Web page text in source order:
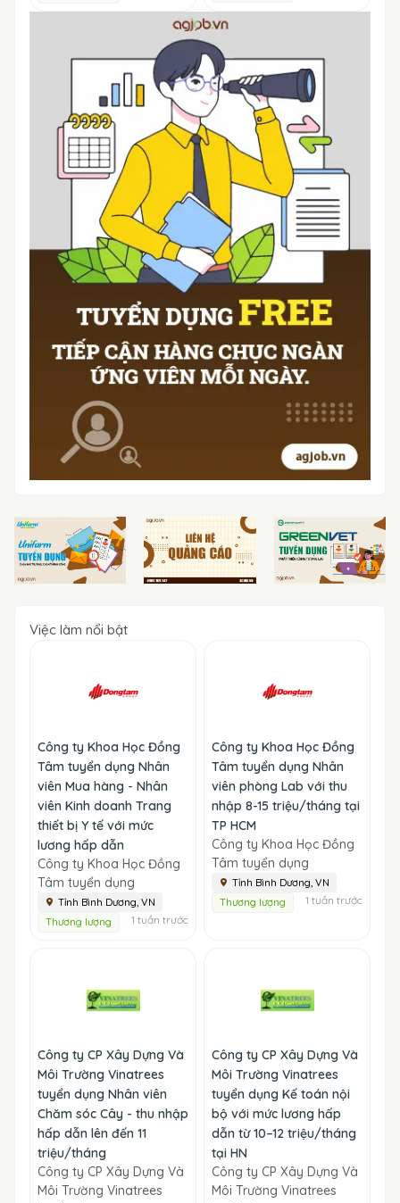
Việc làm nổi bật
Công ty Khoa Học Đồng
Tâm tuyển dụng Nhân
viên Mua hàng - Nhân
viên Kinh doanh Trang
thiết bị Y tế với mức
lương hấp dẫn
Công ty Khoa Học Đồng
Tâm tuyển dụng
Tỉnh Bình Dương, VN
Thương lượng
1 tuần trước
Công ty Khoa Học Đồng
Tâm tuyển dụng Nhân
viên phòng Lab với thu
nhập 8-15 triệu/tháng tại
TP HCM
Công ty Khoa Học Đồng
Tâm tuyển dụng
Tỉnh Bình Dương, VN
Thương lượng
1 tuần trước
Công ty CP Xây Dựng Và
Môi Trường Vinatrees
tuyển dụng Nhân viên
Chăm sóc Cây - thu nhập
hấp dẫn lên đến 11
triệu/tháng
Công ty CP Xây Dựng Và
Môi Trường Vinatrees
Công ty CP Xây Dựng Và
Môi Trường Vinatrees
tuyển dụng Kế toán nội
bộ với mức lương hấp
dẫn từ 10–12 triệu/tháng
tại HN
Công ty CP Xây Dựng Và
Môi Trường Vinatrees